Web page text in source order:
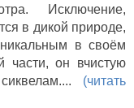
Исключение,
в дикой природе,
в своём
части, он вчистую
(читать